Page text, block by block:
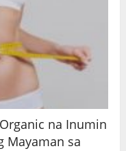
na Inumin
Mayaman sa